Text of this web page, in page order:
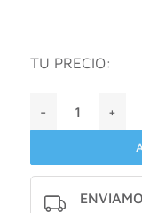
TU PRECIO: